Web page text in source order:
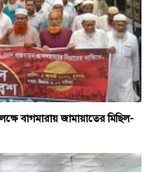
বাগমারায় জামায়াতের মিছিল-